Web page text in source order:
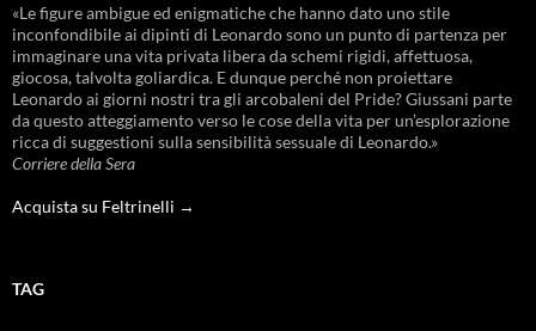
«Le figure ambigue ed enigmatiche che hanno dato uno stile
inconfondibile ai dipinti di Leonardo sono un punto di partenza per
immaginare una vita privata libera da schemi rigidi, affettuosa,
giocosa, talvolta goliardica. E dunque perché non proiettare
Leonardo ai giorni nostri tra gli arcobaleni del Pride? Giussani parte
da questo atteggiamento verso le cose della vita per un’esplorazione
ricca di suggestioni sulla sensibilità sessuale di Leonardo.»
Corriere della Sera
Acquista su Feltrinelli →
TAG